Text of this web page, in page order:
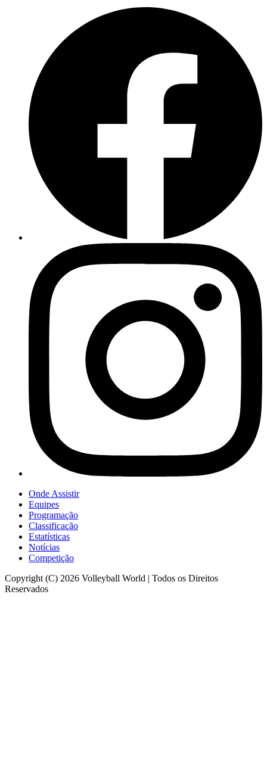
Onde Assistir
Equipes
Programação
Classificação
Estatísticas
Notícias
Competição
Copyright (C) 2026 Volleyball World | Todos os Direitos
Reservados